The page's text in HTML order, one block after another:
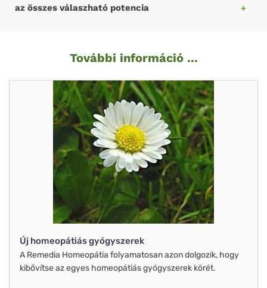
az összes válaszható potencia
További információ ...
Új homeopátiás gyógyszerek
A Remedia Homeopátia folyamatosan azon dolgozik, hogy
kibővítse az egyes homeopátiás gyógyszerek körét.